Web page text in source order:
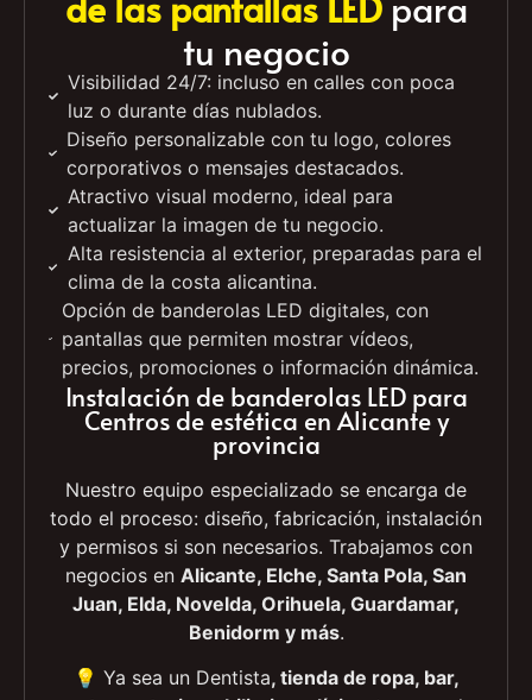
Conoce todas las ventajas
de las pantallas LEDpara
tu negocio
Visibilidad 24/7: incluso en calles con poca
luz o durante días nublados.
Diseño personalizable con tu logo, colores
corporativos o mensajes destacados.
Atractivo visual moderno, ideal para
actualizar la imagen de tu negocio.
Alta resistencia al exterior, preparadas para el
clima de la costa alicantina.
Opción de banderolas LED digitales, con
pantallas que permiten mostrar vídeos,
precios, promociones o información dinámica.
Instalación de banderolas LED para
Centros de estética en Alicante y
provincia
Nuestro equipo especializado se encarga de
todo el proceso: diseño, fabricación, instalación
y permisos si son necesarios. Trabajamos con
Alicante, Elche, Santa Pola, San
Juan, Elda, Novelda, Orihuela, Guardamar,
Benidorm y más .